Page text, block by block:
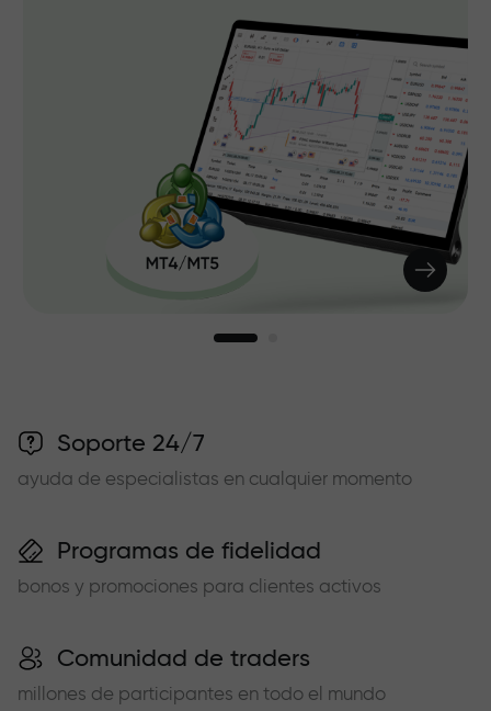
Soporte 24/7
ayuda de especialistas en cualquier momento
Programas de fidelidad
bonos y promociones para clientes activos
Comunidad de traders
millones de participantes en todo el mundo